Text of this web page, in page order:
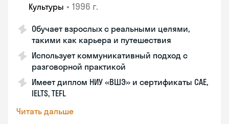
Культуры • 1996 г.
Обучает взрослых с реальными целями,
такими как карьера и путешествия
Использует коммуникативный подход с
разговорной практикой
Имеет диплом НИУ «ВШЭ» и сертификаты CAE,
IELTS, TEFL
Читать дальше